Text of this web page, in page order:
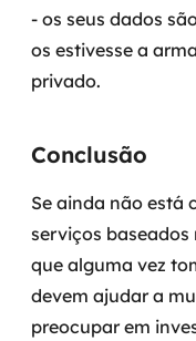
- os seus dados
os estivesse a
privado.
Conclusão
Se ainda não está
serviços
que alguma vez
devem ajudar a
preocupar em